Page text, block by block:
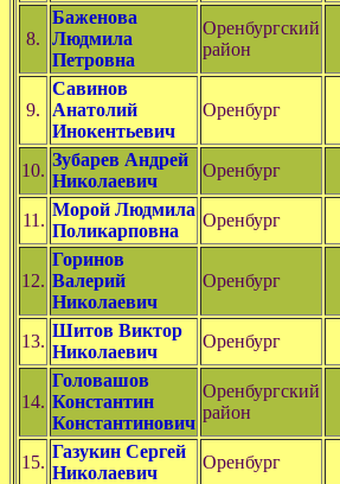
8.
Баженова
Людмила
Петровна
Оренбургский
район
9.
Савинов
Анатолий
Инокентьевич
Оренбург
10.
Зубарев Андрей
Николаевич
Оренбург
11.
Морой Людмила
Поликарповна
Оренбург
12.
Горинов
Валерий
Николаевич
Оренбург
13.
Шитов Виктор
Николаевич
Оренбург
14.
Головашов
Константин
Константинович
Оренбургский
район
15.
Газукин Сергей
Николаевич
Оренбург